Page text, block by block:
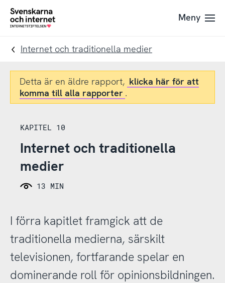
Till
navigation
Till
innehåll
To
Meny
Internet och traditionella medier
Detta är en äldre rapport, klicka här för att
komma till alla rapporter .
KAPITEL 10
Internet och traditionella
medier
13 MIN
I förra kapitlet framgick att de
traditionella medierna, särskilt
televisionen, fortfarande spelar en
dominerande roll för opinionsbildningen.